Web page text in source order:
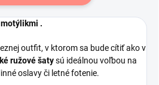
.
outfit, v ktorom sa bude cítiť ako v
ružové šatysú ideálnou voľbou na
oslavy či letné fotenie.